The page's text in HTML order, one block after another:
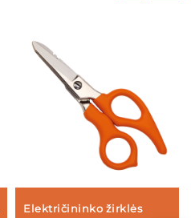
Električininko žirklės